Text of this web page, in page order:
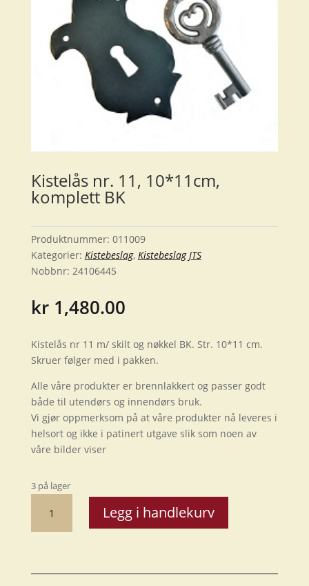
Kistelås nr. 11, 10*11cm,
komplett BK
Produktnummer: 011009
Kategorier: Kistebeslag, Kistebeslag JTS
Nobbnr: 24106445
kr1,480.00
Kistelås nr 11 m/ skilt og nøkkel BK. Str. 10*11 cm.
Skruer følger med i pakken.
Alle våre produkter er brennlakkert og passer godt
både til utendørs og innendørs bruk.
Vi gjør oppmerksom på at våre produkter nå leveres i
helsort og ikke i patinert utgave slik som noen av
våre bilder viser
3 på lager
11,
Legg i handlekurv